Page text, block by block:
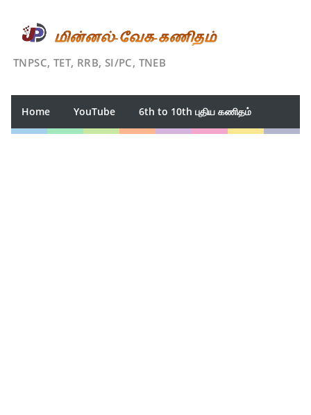
TNPSC, TET, RRB, SI/PC, TNEB
Home YouTube 6th to 10th புதிய கணிதம்